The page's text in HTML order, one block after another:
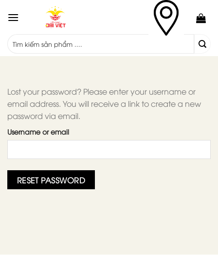
Lost your password? Please enter your username or
email address. You will receive a link to create a new
password via email.
Username or email
RESET PASSWORD